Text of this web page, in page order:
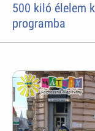
500 kiló élelem
programba